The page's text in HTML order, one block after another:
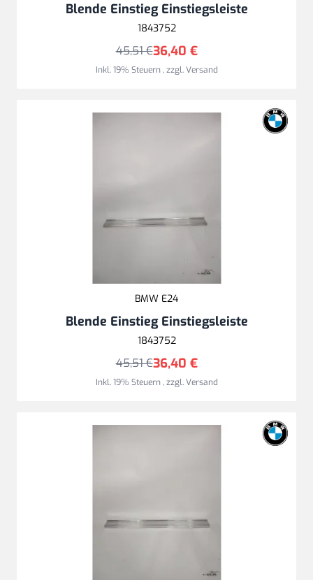
Blende Einstieg Einstiegsleiste
1843752
36,40 €
45,51 €
Inkl. 19% Steuern,zzgl.Versand
BMW E24
Blende Einstieg Einstiegsleiste
1843752
36,40 €
45,51 €
Inkl. 19% Steuern,zzgl.Versand